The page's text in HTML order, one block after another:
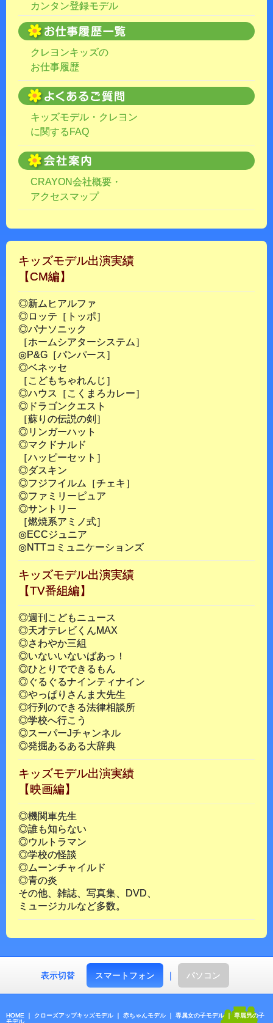
カンタン登録モデル
クレヨンキッズの
お仕事履歴
キッズモデル・クレヨン
に関するFAQ
CRAYON会社概要・
アクセスマップ
キッズモデル出演実績
【CM編】
◎新ムヒアルファ
◎ロッテ［トッポ］
◎パナソニック
［ホームシアターシステム］
◎P&G［パンパース］
◎ベネッセ
［こどもちゃれんじ］
◎ハウス［こくまろカレー］
◎ドラゴンクエスト
［蘇りの伝説の剣］
◎リンガーハット
◎マクドナルド
［ハッピーセット］
◎ダスキン
◎フジフイルム［チェキ］
◎ファミリーピュア
◎サントリー
［燃焼系アミノ式］
◎ECCジュニア
◎NTTコミュニケーションズ
キッズモデル出演実績
【TV番組編】
◎週刊こどもニュース
◎天才テレビくんMAX
◎さわやか三組
◎いないいないばあっ！
◎ひとりでできるもん
◎ぐるぐるナインティナイン
◎やっぱりさんま大先生
◎行列のできる法律相談所
◎学校へ行こう
◎スーパーJチャンネル
◎発掘あるある大辞典
キッズモデル出演実績
【映画編】
◎機関車先生
◎誰も知らない
◎ウルトラマン
◎学校の怪談
◎ムーンチャイルド
◎青の炎
その他、雑誌、写真集、DVD、
ミュージカルなど多数。
表示切替 スマートフォン ｜ パソコン
HOME ｜ クローズアップキッズモデル ｜ 赤ちゃんモデル ｜ 専属女の子モデル｜ 専属男の子
モデル